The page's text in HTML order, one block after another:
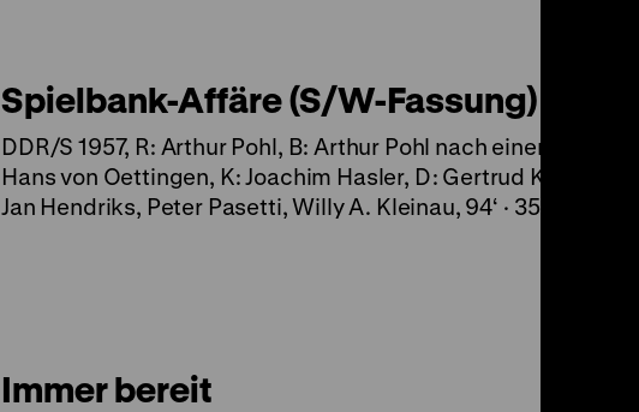
Spielbank-Affäre (S/W-Fassung)
DDR/S 1957, R: Arthur Pohl, B: Arthur Pohl nach einem Bericht
Hans von Oettingen, K: Joachim Hasler, D: Gertrud
Jan Hendriks, Peter Pasetti, Willy A. Kleinau, 94‘ · 35mm
Immer bereit